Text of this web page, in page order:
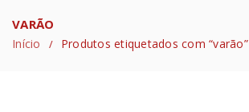
VARÃO
Início / Produtos etiquetados com “varão”